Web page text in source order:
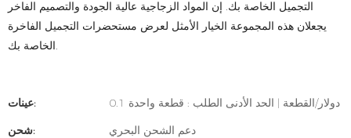
التجميل الخاصة بك. إن المواد الزجاجية عالية الجودة والتصميم الفاخر
يجعلان هذه المجموعة الخيار الأمثل لعرض مستحضرات التجميل الفاخرة
الخاصة بك.
عينات:
0.1 دولار/القطعة | الحد الأدنى الطلب : قطعة واحدة
شحن:
دعم الشحن البحري